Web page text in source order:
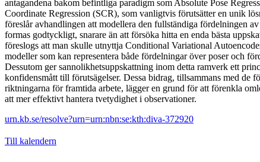
antagandena bakom befintliga paradigm som Absolute Pose
Coordinate Regression (SCR), som vanligtvis förutsätter en unik
föreslår avhandlingen att modellera den fullständiga fördelningen
formas godtyckligt, snarare än att försöka hitta en enda bästa
föreslogs att man skulle utnyttja Conditional Variational
modeller som kan representera både fördelningar över poser och
Dessutom ger sannolikhetsuppskattning inom detta ramverk ett
konfidensmått till förutsägelser. Dessa bidrag, tillsammans med de
riktningarna för framtida arbete, lägger en grund för att förenkla
att mer effektivt hantera tvetydighet i observationer.
urn.kb.se/resolve?urn=urn:nbn:se:kth:diva-372920
Till kalendern